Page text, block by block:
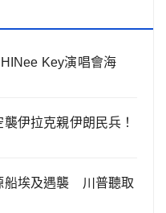
Key演唱會海
伊拉克親伊朗民兵！
船埃及遇襲 川普聽取